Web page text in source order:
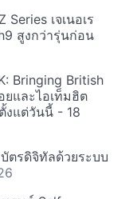
เจเนอเร
สูงกว่ารุ่นก่อน
Bringing British
และไอเท็มฮิต
งแต่วันนี้ - 18
ตรดิจิทัลด้วยระบบ